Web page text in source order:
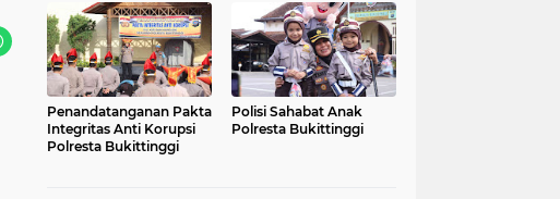
Penandatanganan Pakta
Integritas Anti Korupsi
Polresta Bukittinggi
Polisi Sahabat Anak
Polresta Bukittinggi